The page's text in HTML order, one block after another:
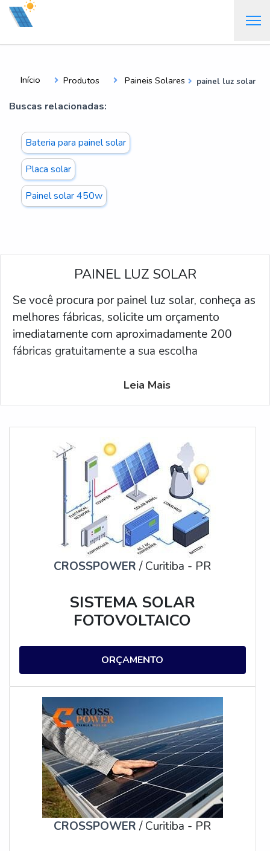
Início Produtos Paineis Solares painel luz solar
Buscas relacionadas:
Bateria para painel solar
Placa solar
Painel solar 450w
PAINEL LUZ SOLAR
Se você procura por painel luz solar, conheça as
melhores fábricas, solicite um orçamento
imediatamente com aproximadamente 200
fábricas gratuitamente a sua escolha
Leia Mais
CROSSPOWER/ Curitiba - PR
SISTEMA SOLAR
FOTOVOLTAICO
ORÇAMENTO
CROSSPOWER/ Curitiba - PR